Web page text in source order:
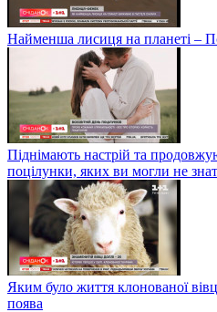
Найменша лисиця на планеті –
Піднімають настрій та
поцілунки, яких ви могли не
Яким було життя клонованої
поява